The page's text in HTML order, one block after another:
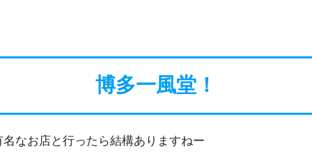
博多一風堂！
なお店と行ったら結構ありますねー